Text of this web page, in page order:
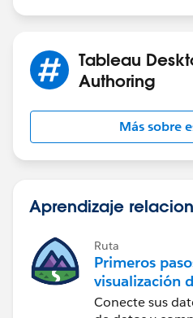
Tableau
Authoring
Más sobre
Aprendizaje
Ruta
Primeros
visualización
Tableau
Conecte sus